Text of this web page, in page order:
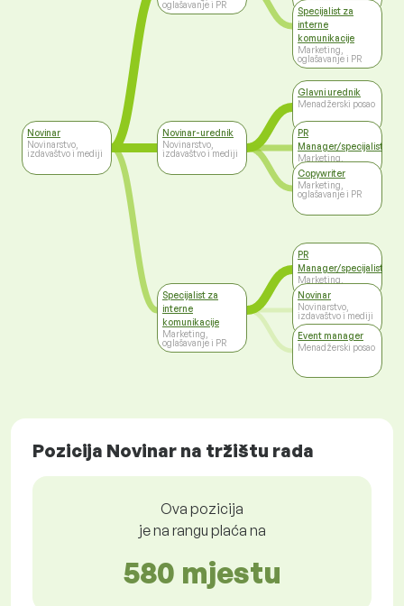
Novinar
Novinarstvo,
izdavaštvo i mediji
oglašavanje i PR
Novinar-urednik
Novinarstvo,
izdavaštvo i mediji
Specijalist za
interne
komunikacije
Marketing,
oglašavanje i PR
oglašavanje i PR
Specijalist za
interne
komunikacije
Marketing,
oglašavanje i PR
Glavni urednik
Menadžerski posao
PR
Manager/specijalist
Marketing,
oglašavanje i PR
Copywriter
Marketing,
oglašavanje i PR
PR
Manager/specijalist
Marketing,
oglašavanje i PR
Novinar
Novinarstvo,
izdavaštvo i mediji
Event manager
Menadžerski posao
Pozicija Novinar na tržištu rada
Ova pozicija
je na rangu plaća na
580 mjestu